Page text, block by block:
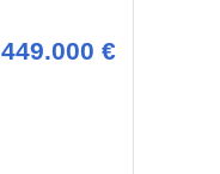
449.000 €